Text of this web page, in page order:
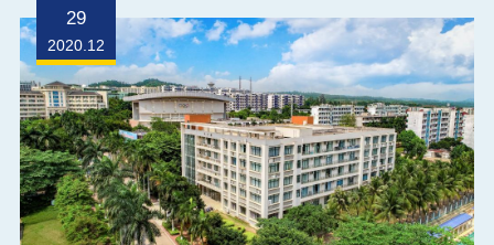
神，体现出较高素质，表现出了良好的竞技状态。棋牌上
刀光剑影，血雨腥风，常常“一步差错...
29
2020.12